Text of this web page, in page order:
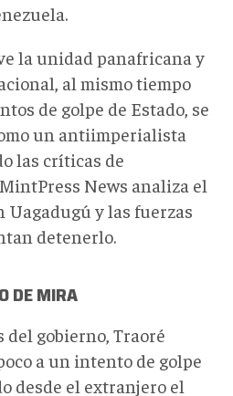
la unidad panafricana y
al mismo tiempo
de golpe de Estado, se
un antiimperialista
las críticas de
News analiza el
Uagadugú y las fuerzas
detenerlo.
DE MIRA
del gobierno, Traoré
a un intento de golpe
desde el extranjero el